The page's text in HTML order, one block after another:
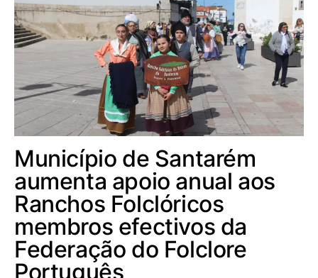
Município de Santarém
aumenta apoio anual aos
Ranchos Folclóricos
membros efectivos da
Federação do Folclore
Português